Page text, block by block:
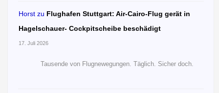
Horst zu Flughafen Stuttgart: Air-Cairo-Flug gerät in
Hagelschauer- Cockpitscheibe beschädigt
17. Juli 2026
Tausende von Flugnewegungen. Täglich. Sicher doch.